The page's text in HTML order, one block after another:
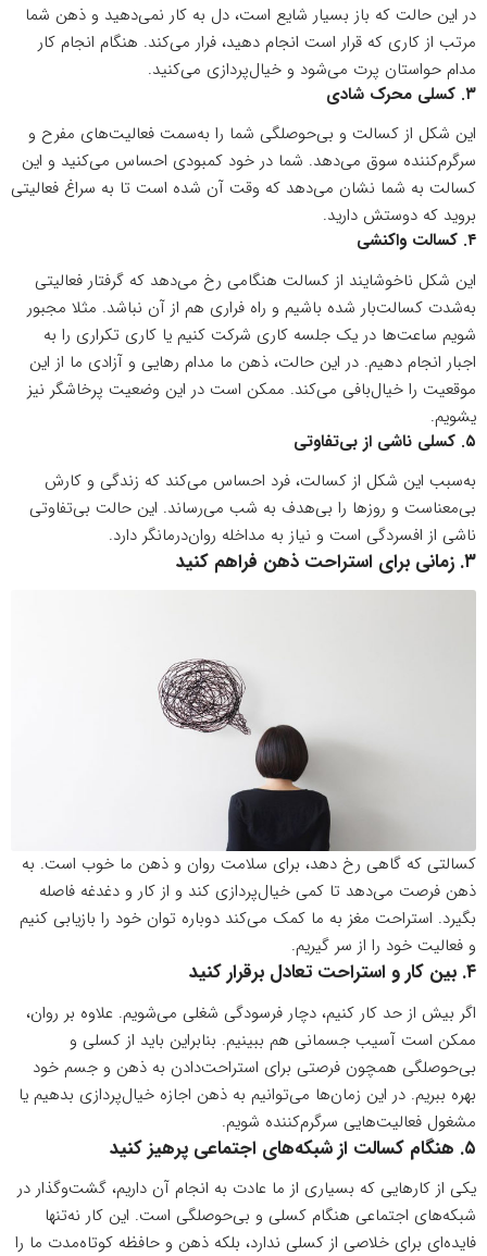
در این حالت که باز بسیار شایع است، دل به کار نمی‌دهید و ذهن شما
مرتب از کاری که قرار است انجام دهید، فرار می‌کند. هنگام انجام کار
مدام حواستان پرت می‌شود و خیال‌پردازی می‌کنید.
۳. کسلی محرک شادی
این شکل از کسالت و بی‌حوصلگی شما را به‌سمت فعالیت‌های مفرح و
سرگرم‌کننده سوق می‌دهد. شما در خود کمبودی احساس می‌کنید و این
کسالت به شما نشان می‌دهد که وقت آن شده است تا به سراغ فعالیتی
بروید که دوستش دارید.
۴. کسالت واکنشی
این شکل ناخوشایند از کسالت هنگامی رخ می‌دهد که گرفتار فعالیتی
به‌شدت کسالت‌بار شده باشیم و راه فراری هم از‌ آن نباشد. مثلا مجبور
شویم ساعت‌ها در یک جلسه کاری شرکت کنیم یا کاری تکراری را به
اجبار انجام دهیم. در این حالت، ذهن ما مدام رهایی و آزادی ما از این
موقعیت را خیال‌بافی می‌کند. ممکن است در این وضعیت پرخاشگر نیز
یشویم.
۵. کسلی ناشی از بی‌تفاوتی
به‌سبب این شکل از کسالت، فرد احساس می‌کند که زندگی و کارش
بی‌معناست و روزها را بی‌هدف به شب می‌رساند. این حالت بی‌تفاوتی
ناشی از افسردگی است و نیاز به مداخله روان‌درمانگر دارد.
۳. زمانی برای استراحت ذهن فراهم کنید
کسالتی که گاهی رخ دهد، برای سلامت روان و ذهن ما خوب است. به
ذهن فرصت می‌دهد تا کمی خیال‌پردازی کند و از کار و دغدغه فاصله
بگیرد. استراحت مغز به ما کمک می‌کند دوباره توان خود را بازیابی کنیم
و فعالیت خود را از سر گیریم.
۴. بین کار و استراحت تعادل برقرار کنید
اگر بیش از حد کار کنیم، دچار فرسودگی شغلی می‌شویم. علاوه بر روان،
ممکن است آسیب جسمانی هم ببینیم. بنابراین باید از کسلی و
بی‌حوصلگی همچون فرصتی برای استراحت‌دادن به ذهن و جسم خود
بهره ببریم. در این زمان‌ها می‌توانیم به ذهن اجازه خیال‌پردازی بدهیم یا
مشغول فعالیت‌هایی سرگرم‌کننده شویم.
۵. هنگام کسالت از شبکه‌های اجتماعی پرهیز کنید
یکی از کارهایی که بسیاری از ما عادت به انجام آن داریم، گشت‌وگذار در
شبکه‌های اجتماعی هنگام کسلی و بی‌حوصلگی است. این کار نه‌تنها
فایده‌ای برای خلاصی از کسلی ندارد، بلکه ذهن و حافظه کوتاه‌مدت ما را